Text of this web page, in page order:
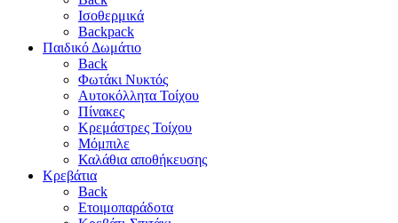
Ισοθερμικά
Backpack
Παιδικό Δωμάτιο
Back
Φωτάκι Νυκτός
Αυτοκόλλητα Τοίχου
Πίνακες
Κρεμάστρες Τοίχου
Μόμπιλε
Καλάθια αποθήκευσης
Κρεβάτια
Back
Ετοιμοπαράδοτα